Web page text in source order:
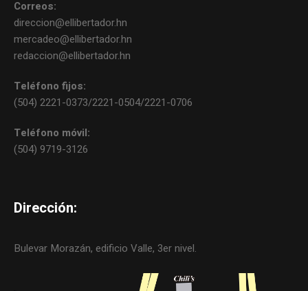
Correos:
direccion@ellibertador.hn
mercadeo@ellibertador.hn
redaccion@ellibertador.hn
Teléfono fijos:
(504) 2221-0373/2221-0504/2221-0706
Teléfono móvil:
(504) 9719-3126
Dirección:
Bulevar Morazán, edificio Valle, 3er nivel.